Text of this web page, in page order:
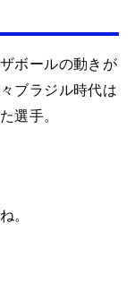
ボールの動きが
ブラジル時代は
選手。
。